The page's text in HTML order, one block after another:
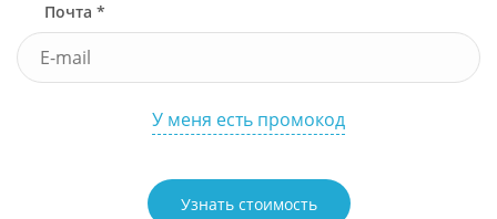
Почта *
У меня есть промокод
Узнать стоимость